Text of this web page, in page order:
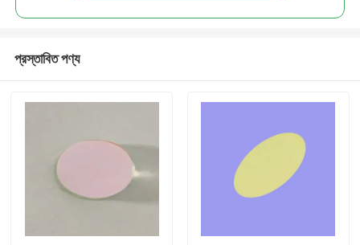
প্রস্তাবিত পণ্য